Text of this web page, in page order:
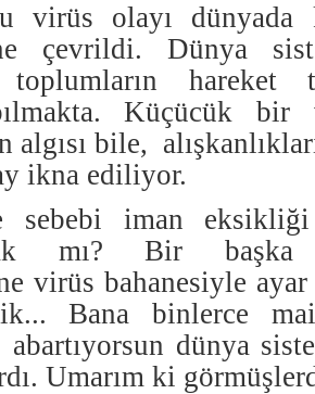
virüs olayı dünyada
çevrildi. Dünya
hareket
Küçücük
algısı bile,
ikna ediliyor.
sebebi iman
mı? Bir
virüs bahanesiyle
Bana binlerce
dünya
Umarım ki